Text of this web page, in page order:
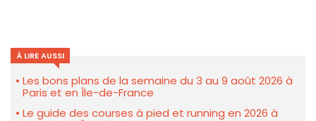
À LIRE AUSSI
Les bons plans de la semaine du 3 au 9 août 2026 à
Paris et en Île-de-France
Le guide des courses à pied et running en 2026 à